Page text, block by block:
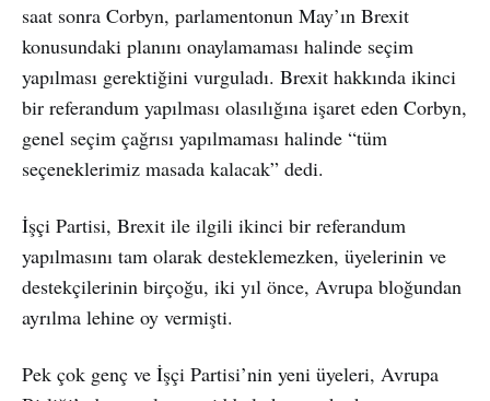
saat sonra Corbyn, parlamentonun May’ın Brexit
konusundaki planını onaylamaması halinde seçim
yapılması gerektiğini vurguladı. Brexit hakkında ikinci
bir referandum yapılması olasılığına işaret eden Corbyn,
genel seçim çağrısı yapılmaması halinde “tüm
seçeneklerimiz masada kalacak” dedi.
İşçi Partisi, Brexit ile ilgili ikinci bir referandum
yapılmasını tam olarak desteklemezken, üyelerinin ve
destekçilerinin birçoğu, iki yıl önce, Avrupa bloğundan
ayrılma lehine oy vermişti.
Pek çok genç ve İşçi Partisi’nin yeni üyeleri, Avrupa